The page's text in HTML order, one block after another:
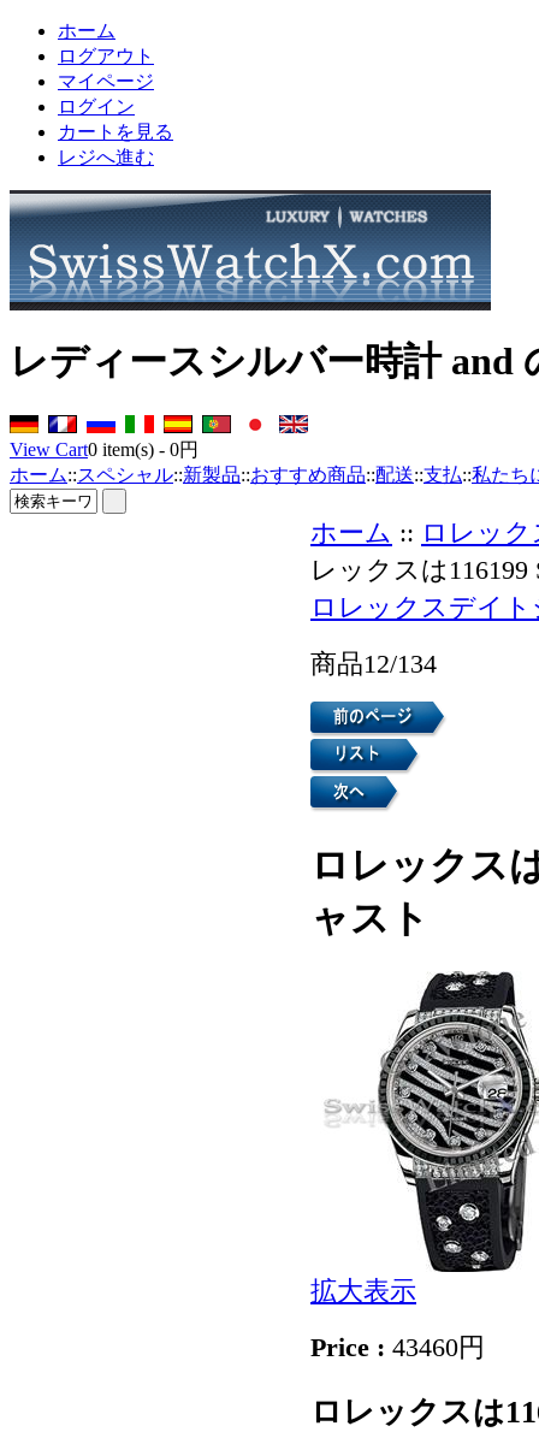
ホーム
ログアウト
マイページ
ログイン
カートを見る
レジへ進む
レディースシルバー時計 and
View Cart0 item(s) - 0円
ホーム::スペシャル::新製品::おすすめ商品::配送::支払::私たち
ホーム :: ロレック
レックスは
ロレックスデイ
商品12/134
ロレックス
ャスト
拡大表示
Price : 43460円
ロレックスは